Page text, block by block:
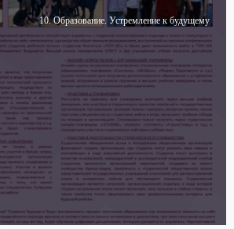
10. Образование. Устремление к будущему